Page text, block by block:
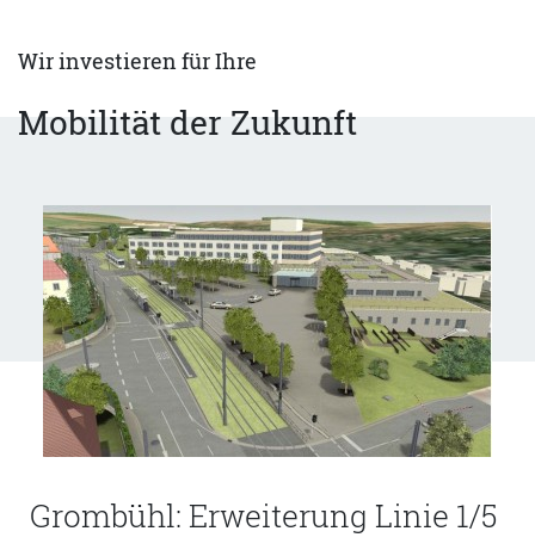
Wir investieren für Ihre
Mobilität der Zukunft
Grombühl: Erweiterung Linie 1/5